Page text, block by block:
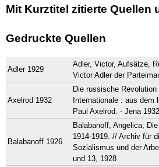
Mit Kurztitel zitierte Quellen
Gedruckte Quellen
Adler 1929
Adler, Victor, Aufsätze,
Victor Adler der
Axelrod 1932
Die russische
Internationale : aus dem
Paul Axelrod. - Jena 1932.
Balabanoff 1926
Balabanoff, Angelica,
1914-1919. // Archiv für
Sozialismus und der
und 13, 1928